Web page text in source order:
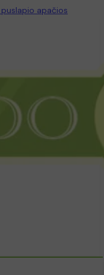
apačios